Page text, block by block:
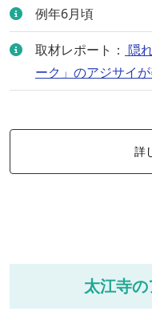
例年6月頃
取材レポート： 隠
ーク」のアジサイ
詳
太江寺